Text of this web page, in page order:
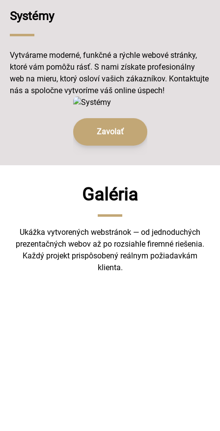
Zavolať
Systémy
Vytvárame moderné, funkčné a rýchle webové stránky,
ktoré vám pomôžu rásť. S nami získate profesionálny
web na mieru, ktorý osloví vašich zákazníkov. Kontaktujte
nás a spoločne vytvoríme váš online úspech!
Galéria
Ukážka vytvorených webstránok — od jednoduchých
prezentačných webov až po rozsiahle firemné riešenia.
Každý projekt prispôsobený reálnym požiadavkám
klienta.